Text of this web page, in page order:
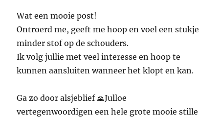
Wat een mooie post!
Ontroerd me, geeft me hoop en voel een stukje
minder stof op de schouders.
Ik volg jullie met veel interesse en hoop te
kunnen aansluiten wanneer het klopt en kan.
Ga zo door alsjeblief 🙏Julloe
vertegenwoordigen een hele grote mooie stille